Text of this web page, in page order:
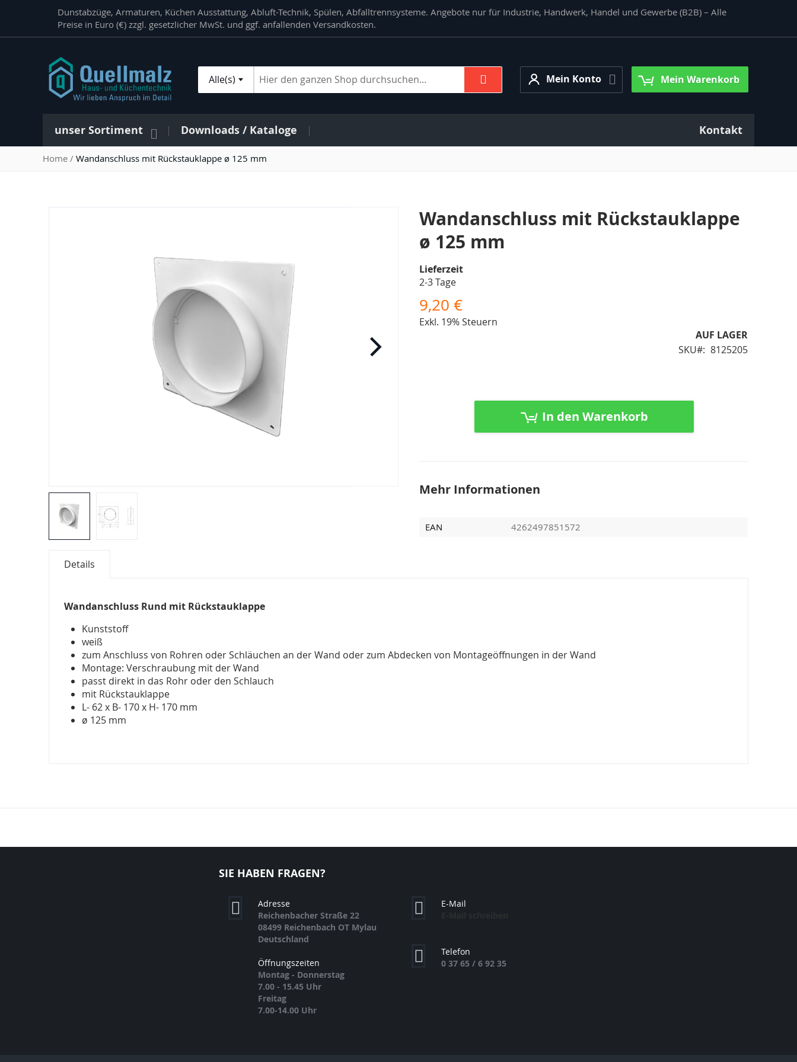
Direkt
zum
Inhalt
Dunstabzüge, Armaturen, Küchen Ausstattung, Abluft-Technik, Spülen, Abfalltrennsysteme. Angebote nur für Industrie, Handwerk, Handel und Gewerbe (B2B) – Alle
Preise in Euro (€) zzgl. gesetzlicher MwSt. und ggf. anfallenden Versandkosten.
Mein Warenkorb
Mein
Konto
Mein Konto
Alle(s)
unser Sortiment Downloads / Kataloge Kontakt
Home Wandanschluss mit Rückstauklappe ø 125 mm
Wandanschluss mit Rückstauklappe
ø 125 mm
Lieferzeit
2-3 Tage
9,20 €
Exkl. 19% Steuern
AUF LAGER
SKU
8125205
In den Warenkorb
Mehr Informationen
EAN 4262497851572
Anfang
springen
Details
Wandanschluss Rund mit Rückstauklappe
Kunststoff
weiß
zum Anschluss von Rohren oder Schläuchen an der Wand oder zum Abdecken von Montageöffnungen in der Wand
Montage: Verschraubung mit der Wand
passt direkt in das Rohr oder den Schlauch
mit Rückstauklappe
L- 62 x B- 170 x H- 170 mm
ø 125 mm
SIE HABEN FRAGEN?
Adresse
Reichenbacher Straße 22
08499 Reichenbach OT Mylau
Deutschland
Öffnungszeiten
Montag - Donnerstag
7.00 - 15.45 Uhr
Freitag
7.00-14.00 Uhr
E-Mail
Telefon
0 37 65 / 6 92 35